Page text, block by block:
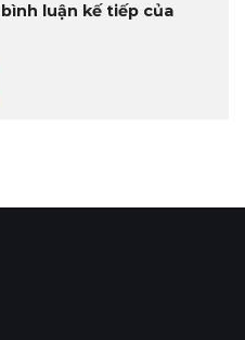
luận kế tiếp của